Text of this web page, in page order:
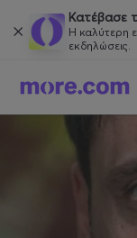
Κατέβασε
Η καλύτερη
εκδηλώσεις.